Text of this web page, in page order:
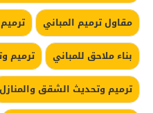
مقاول ترميم المباني
بناء ملاحق للمباني
ترميم
ترميم وتحديث الشقق والمنازل